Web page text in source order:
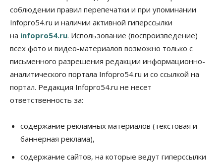
Бизнес Общество
Новосибирцы стали реже оформлять
дома по упрощенной схеме
07 Августа 2026, 16:00
Общество Право&Порядок
Роспотребнадзор изъял почти полторы тонны
мяса в Новосибирской области
Расходы новосибирцев на спорт выросли на 40%
за полгода
07 Августа 2026, 14:35
соблюдении правил перепечатки и при упоминании
Infopro54.ru и наличии активной гиперссылки
на infopro54.ru. Использование (воспроизведение)
всех фото и видео-материалов возможно только с
письменного разрешения редакции информационно-
аналитического портала Infopro54.ru и со ссылкой на
портал. Редакция Infopro54.ru не несет
ответственность за:
содержание рекламных материалов (текстовая и
баннерная реклама),
содержание сайтов, на которые ведут гиперссылки